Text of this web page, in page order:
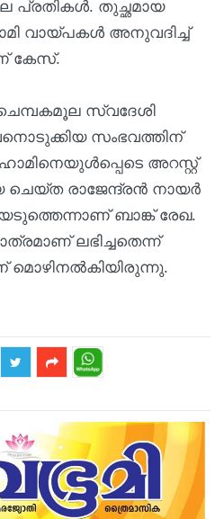
പ്രതികൾ. തുച്ഛമായ
വായ്പകൾ അനുവദിച്ച്
കേസ്.
സ്വദേശി
സംഭവത്തിന്
അറസ്റ്റ്
രാജേന്ദ്രൻ നായർ
ബാങ്ക് രേഖ.
ലഭിച്ചതെന്ന്